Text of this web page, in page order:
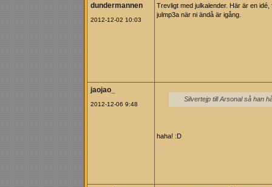
dundermannen
2012-12-02 10:03
Trevligt med julkalender. Här är en
julmp3a när ni ändå är igång.
jaojao_
2012-12-06 9:48
Silvertejp till Arsonal så han
haha! :D